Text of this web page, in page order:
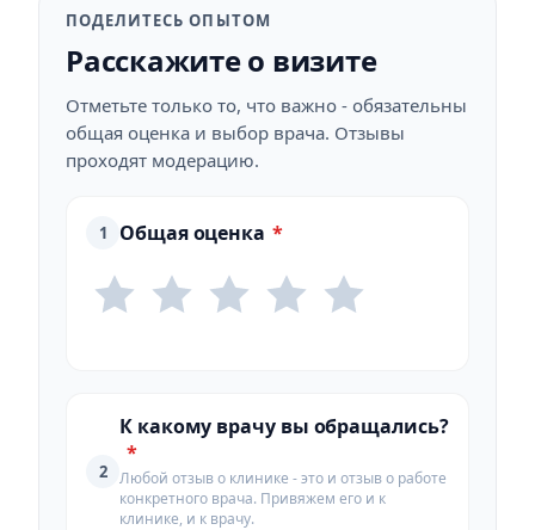
ПОДЕЛИТЕСЬ ОПЫТОМ
Расскажите о визите
Отметьте только то, что важно - обязательны
общая оценка и выбор врача. Отзывы
проходят модерацию.
1 Общая оценка *
2
К какому врачу вы обращались?
*
Любой отзыв о клинике - это и отзыв о работе
конкретного врача. Привяжем его и к
клинике, и к врачу.